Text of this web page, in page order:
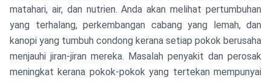
matahari, air, dan nutrien. Anda akan melihat pertumbuhan
yang terhalang, perkembangan cabang yang lemah, dan
kanopi yang tumbuh condong kerana setiap pokok berusaha
menjauhi jiran-jiran mereka. Masalah penyakit dan perosak
meningkat kerana pokok-pokok yang tertekan mempunyai